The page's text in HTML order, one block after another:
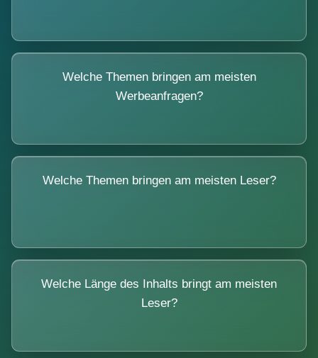
Welche Themen bringen am meisten
Werbeanfragen?
Welche Themen bringen am meisten Leser?
Welche Länge des Inhalts bringt am meisten
Leser?